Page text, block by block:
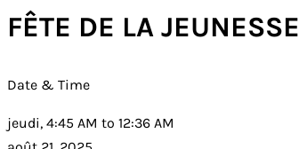
FÊTE DE LA JEUNESSE
Date & Time
jeudi, 4:45 AM to 12:36 AM